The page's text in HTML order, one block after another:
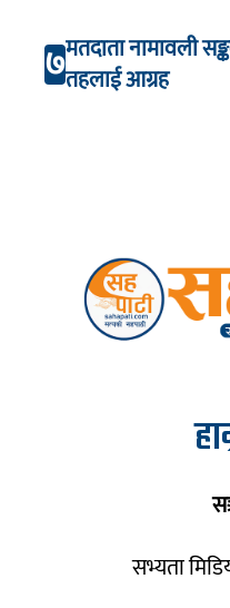
७मतदाता नामावली
तहलाई आग्रह
सभ्यता